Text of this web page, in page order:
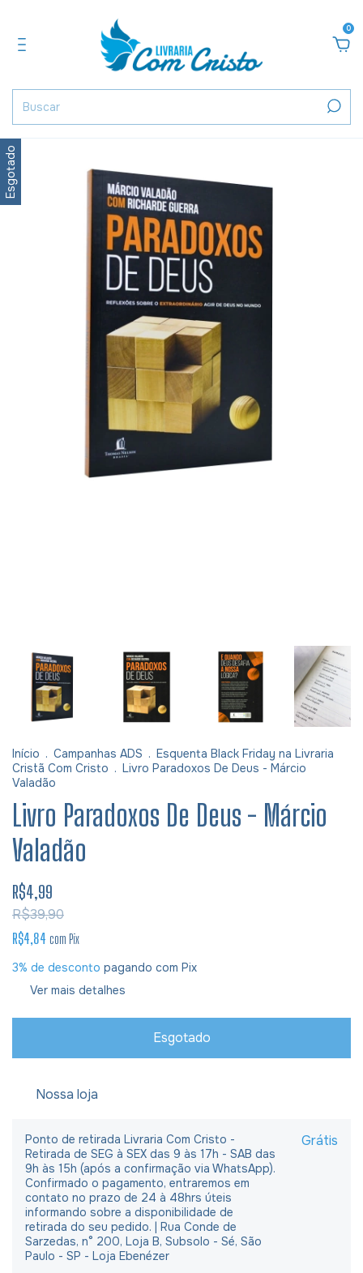
0
Esgotado
Início . Campanhas ADS . Esquenta Black Friday na Livraria
Cristã Com Cristo . Livro Paradoxos De Deus - Márcio
Valadão
Livro Paradoxos De Deus - Márcio
Valadão
R$4,99
R$39,90
R$4,84 com Pix
3% de desconto pagando com Pix
Ver mais detalhes
Nossa loja
Ponto de retirada Livraria Com Cristo -
Retirada de SEG à SEX das 9 às 17h - SAB das
9h às 15h (após a confirmação via WhatsApp).
Confirmado o pagamento, entraremos em
contato no prazo de 24 à 48hrs úteis
informando sobre a disponibilidade de
retirada do seu pedido. | Rua Conde de
Sarzedas, n° 200, Loja B, Subsolo - Sé, São
Paulo - SP - Loja Ebenézer
Grátis